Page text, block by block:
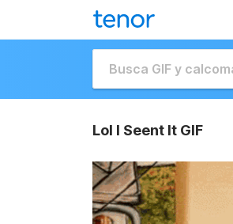
Lol I Seent It GIF